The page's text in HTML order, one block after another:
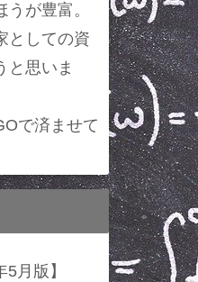
が豊富。
としての資
と思いま
で済ませて
月版】